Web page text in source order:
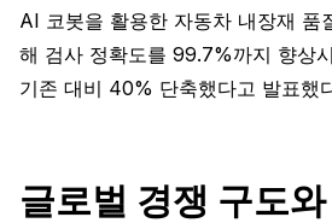
AI 코봇을 활용한 자동차 내장재 품
해 검사 정확도를 99.7%까지 향상
기존 대비 40% 단축했다고 발표했
글로벌 경쟁 구도